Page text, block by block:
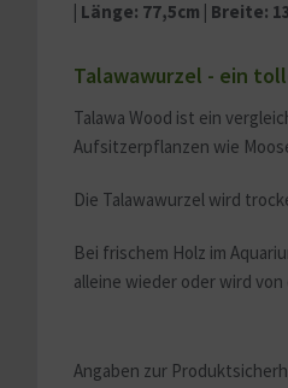
| Länge: 77,5cm | Breite:
Talawawurzel - ein
Talawa Wood ist ein
Aufsitzerpflanzen wie
Die Talawawurzel wird
Bei frischem Holz im
alleine wieder oder wird
Angaben zur